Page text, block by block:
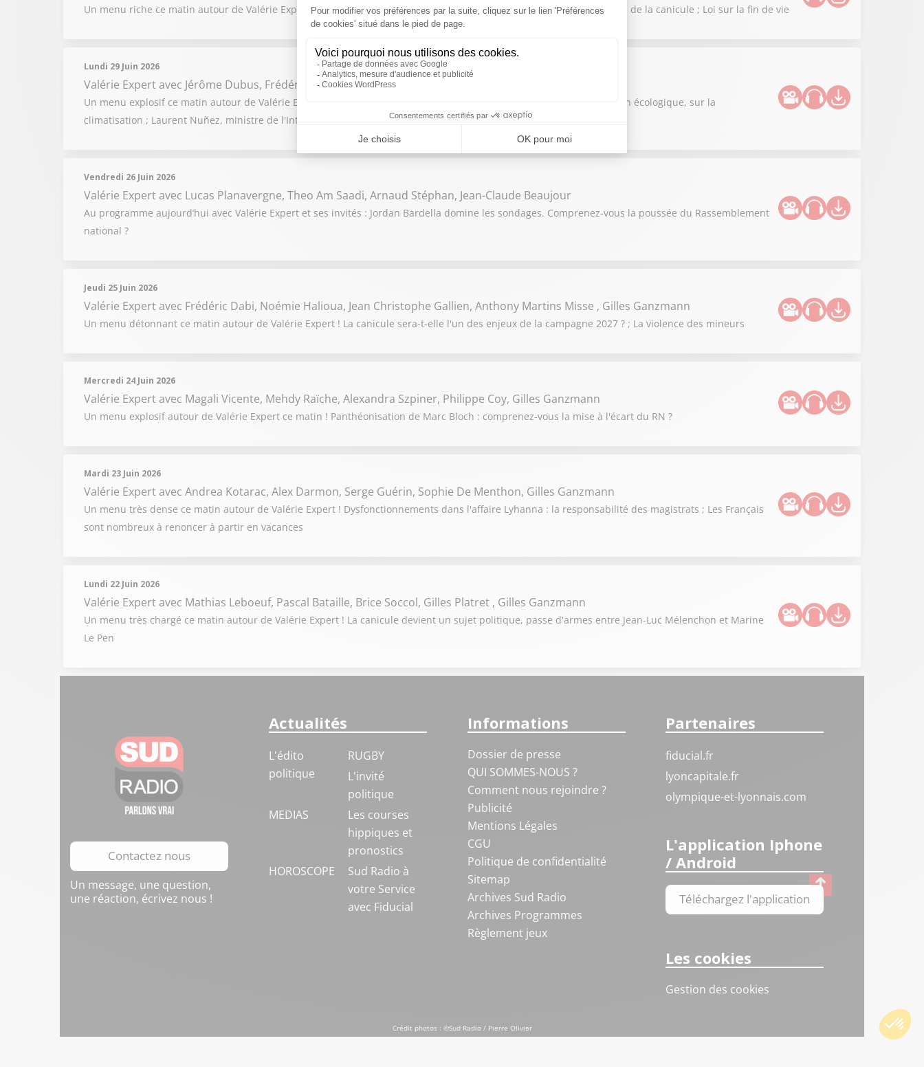
Un menu riche ce matin autour de Valérie Expert ! Sandrine Rousseau veut censurer le gouvernement pour la gestion de la canicule ; Loi sur la fin de vie
Lundi 29 Juin 2026
Valérie Expertavec Jérôme Dubus, Frédéric Fougerat , Mehdy Raïche, Rachida Kaaout , Gilles Ganzmann
Un menu explosif ce matin autour de Valérie Expert ! Propos polémiques de Monique Barbut, ministre de la Transition écologique, sur la
climatisation ; Laurent Nuñez, ministre de l'Intérieur, qui refuse de parler d'"ensauvagement"
Vendredi 26 Juin 2026
Valérie Expertavec Lucas Planavergne, Theo Am Saadi, Arnaud Stéphan, Jean-Claude Beaujour
Au programme aujourd’hui avec Valérie Expert et ses invités : Jordan Bardella domine les sondages. Comprenez-vous la poussée du Rassemblement
national ?
Jeudi 25 Juin 2026
Valérie Expertavec Frédéric Dabi, Noémie Halioua, Jean Christophe Gallien, Anthony Martins Misse , Gilles Ganzmann
Un menu détonnant ce matin autour de Valérie Expert ! La canicule sera-t-elle l'un des enjeux de la campagne 2027 ? ; La violence des mineurs
Mercredi 24 Juin 2026
Valérie Expertavec Magali Vicente, Mehdy Raïche, Alexandra Szpiner, Philippe Coy, Gilles Ganzmann
Un menu explosif autour de Valérie Expert ce matin ! Panthéonisation de Marc Bloch : comprenez-vous la mise à l'écart du RN ?
Mardi 23 Juin 2026
Valérie Expertavec Andrea Kotarac, Alex Darmon, Serge Guérin, Sophie De Menthon, Gilles Ganzmann
Un menu très dense ce matin autour de Valérie Expert ! Dysfonctionnements dans l'affaire Lyhanna : la responsabilité des magistrats ; Les Français
sont nombreux à renoncer à partir en vacances
Lundi 22 Juin 2026
Valérie Expertavec Mathias Leboeuf, Pascal Bataille, Brice Soccol, Gilles Platret , Gilles Ganzmann
Un menu très chargé ce matin autour de Valérie Expert ! La canicule devient un sujet politique, passe d'armes entre Jean-Luc Mélenchon et Marine
Le Pen
Contactez nous
Un message, une question,
une réaction, écrivez nous !
Actualités
L'édito
politique
RUGBY
L'invité
politique
MEDIAS
Les courses
hippiques et
pronostics
HOROSCOPE
Sud Radio à
votre Service
avec Fiducial
Informations
Dossier de presse
QUI SOMMES-NOUS ?
Comment nous rejoindre ?
Publicité
Mentions Légales
CGU
Politique de confidentialité
Sitemap
Archives Sud Radio
Archives Programmes
Règlement jeux
Partenaires
fiducial.fr
lyoncapitale.fr
olympique-et-lyonnais.com
L'application Iphone
/ Android
Téléchargez l'application
Les cookies
Gestion des cookies
Crédit photos : ©Sud Radio / Pierre Olivier